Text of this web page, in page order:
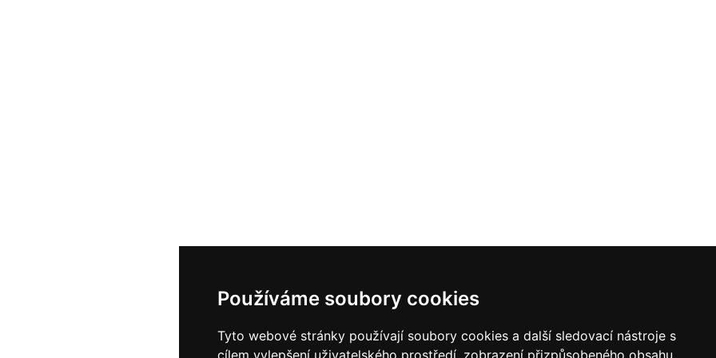
Používáme soubory cookies
Tyto webové stránky používají soubory cookies a další sledovací nástroje s
cílem vylepšení uživatelského prostředí, zobrazení přizpůsobeného obsahu